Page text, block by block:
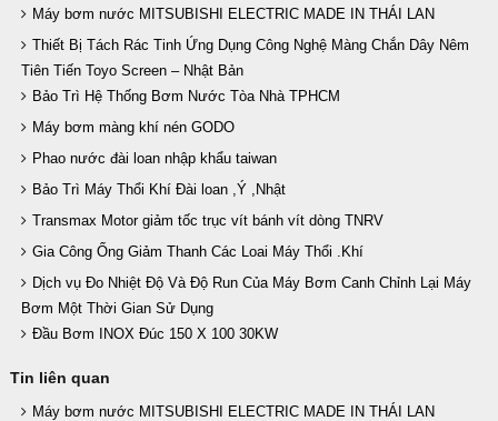
Máy bơm nước MITSUBISHI ELECTRIC MADE IN THÁI LAN
Thiết Bị Tách Rác Tinh Ứng Dụng Công Nghệ Màng Chắn Dây Nêm
Tiên Tiến Toyo Screen – Nhật Bản
Bảo Trì Hệ Thống Bơm Nước Tòa Nhà TPHCM
Máy bơm màng khí nén GODO
Phao nước đài loan nhập khẩu taiwan
Bảo Trì Máy Thổi Khí Đài loan ,Ý ,Nhật
Transmax Motor giảm tốc trục vít bánh vít dòng TNRV
Gia Công Ống Giảm Thanh Các Loai Máy Thổi .Khí
Dịch vụ Đo Nhiệt Độ Và Độ Run Của Máy Bơm Canh Chỉnh Lại Máy
Bơm Một Thời Gian Sử Dụng
Đầu Bơm INOX Đúc 150 X 100 30KW
Tin liên quan
Máy bơm nước MITSUBISHI ELECTRIC MADE IN THÁI LAN